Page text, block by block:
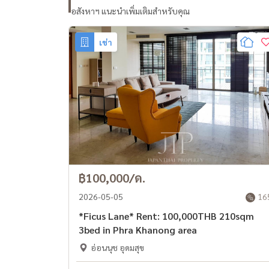
อสังหาฯ แนะนำเพิ่มเติมสำหรับคุณ
เช่า
฿100,000/ด.
2026-05-05
*Ficus Lane* Rent: 100,000THB 210sqm
3bed in Phra Khanong area
อ่อนนุช อุดมสุข